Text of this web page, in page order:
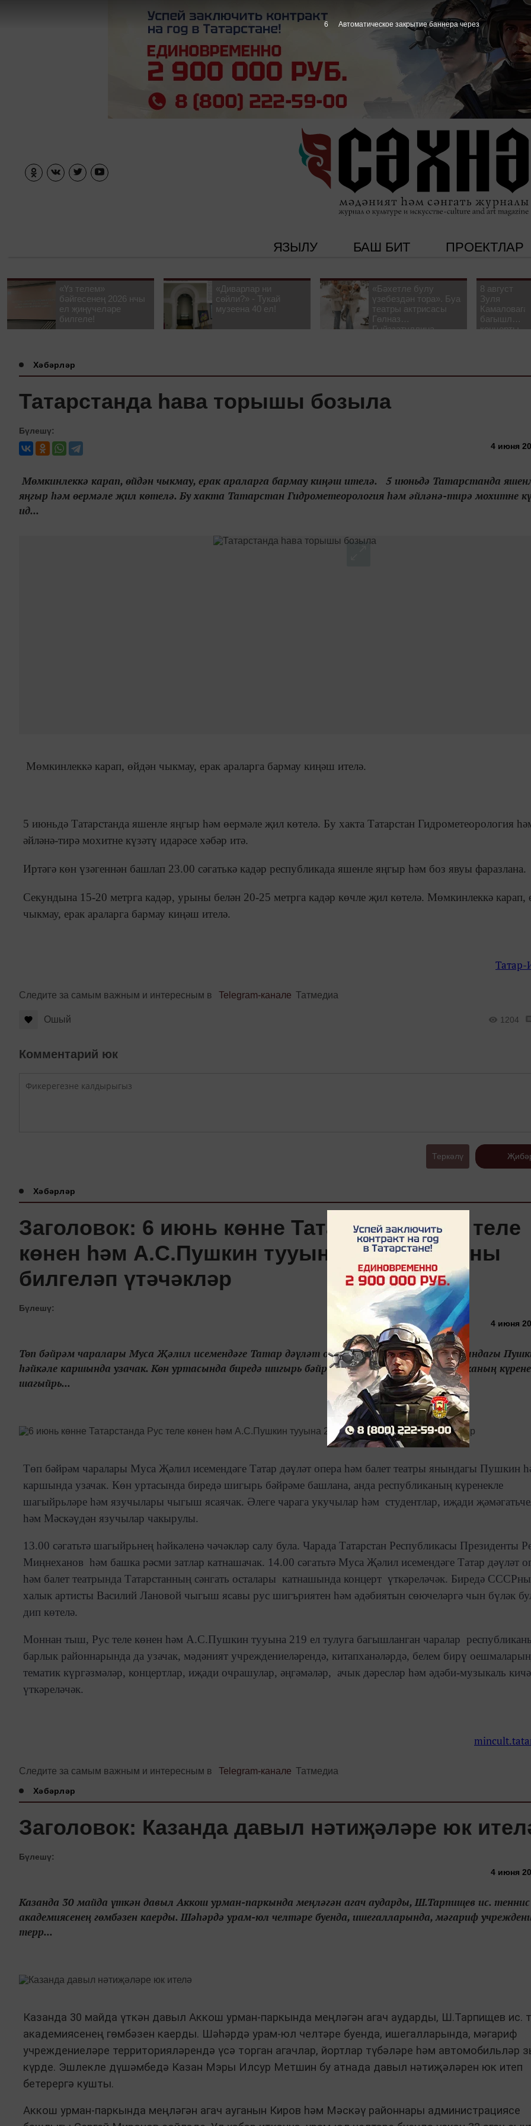
ЯЗЫЛУ БАШ БИТ ПРОЕКТЛАР
«Үз телем»
бәйгесенең 2026 нчы
ел җиңүчеләре
билгеле!
«Диварлар ни
сөйли?» - Тукай
музеена 40 ел!
«Бәхетле булу
үзебездән тора». Буа
театры актрисасы
Гөлназ
Гыйззәтуллина-
8 август
Зуля
Камаловага
багышлау
концерты
Хәбәрләр
Татарстанда һава торышы бозыла
Бүлешү:
4 июня
Мөмкинлеккә карап, өйдән чыкмау, ерак араларга бармау киңәш ителә. 5 июньдә Татарстанда
яңгыр һәм өермәле җил көтелә. Бу хакта Татарстан Гидрометеорология һәм әйләнә-тирә мохитне
ид...
Мөмкинлеккә карап, өйдән чыкмау, ерак араларга бармау киңәш ителә.
5 июньдә Татарстанда яшенле яңгыр һәм өермәле җил көтелә. Бу хакта Татарстан Гидрометеорология
әйләнә-тирә мохитне күзәтү идарәсе хәбәр итә.
Иртәгә көн үзәгеннән башлап 23.00 сәгатькә кадәр республикада яшенле яңгыр һәм боз явуы фаразлана.
Секундына 15-20 метрга кадәр, урыны белән 20-25 метрга кадәр көчле җил көтелә. Мөмкинлеккә карап,
чыкмау, ерак араларга бармау киңәш ителә.
Следите за самым важным и интересным в Telegram-канале Татмедиа
Ошый 1204
Комментарий юк
Теркәлү
Хәбәрләр
Заголовок: 6 июнь көнне Татарстанда Рус теле
көнен һәм А.С.Пушкин тууына 219 ел тулуны
билгеләп үтәчәкләр
Бүлешү:
4 июня
Төп бәйрәм чаралары Муса Җәлил исемендәге Татар дәүләт опера һәм балет театры янындагы
һәйкәле каршында узачак. Көн уртасында биредә шигырь бәйрәме башлана, анда республиканың
шагыйрь...
Төп бәйрәм чаралары Муса Җәлил исемендәге Татар дәүләт опера һәм балет театры янындагы Пушкин
каршында узачак. Көн уртасында биредә шигырь бәйрәме башлана, анда республиканың күренекле
шагыйрьләре һәм язучылары чыгыш ясаячак. Әлеге чарага укучылар һәм студентлар, иҗади
һәм Мәскәүдән язучылар чакырулы.
13.00 сәгатьтә шагыйрьнең һәйкәленә чәчәкләр салу була. Чарада Татарстан Республикасы Президенты
Миңнеханов һәм башка рәсми затлар катнашачак. 14.00 сәгатьтә Муса Җәлил исемендәге Татар дәүләт
һәм балет театрында Татарстанның сәнгать осталары катнашында концерт үткәреләчәк. Биредә
халык артисты Василий Лановой чыгыш ясавы рус шигъриятен һәм әдәбиятын сөючеләргә чын бүләк
дип көтелә.
Моннан тыш, Рус теле көнен һәм А.С.Пушкин тууына 219 ел тулуга багышланган чаралар
барлык районнарында да узачак, мәдәният учреждениеләрендә, китапханәләрдә, белем бирү
тематик күргәзмәләр, концертлар, иҗади очрашулар, әңгәмәләр, ачык дәресләр һәм әдәби-музыкаль
үткәреләчәк.
Следите за самым важным и интересным в Telegram-канале Татмедиа
Хәбәрләр
Заголовок: Казанда давыл нәтиҗәләре юк
Бүлешү:
4 июня
Казанда 30 майда үткән давыл Аккош урман-паркында меңләгән агач аударды, Ш.Тарпищев ис. теннис
академиясенең гөмбәзен каерды. Шәһәрдә урам-юл челтәре буенда, ишегалларында, мәгариф
терр...
Казанда 30 майда үткән давыл Аккош урман-паркында меңләгән агач аударды, Ш.Тарпищев ис.
академиясенең гөмбәзен каерды. Шәһәрдә урам-юл челтәре буенда, ишегалларында, мәгариф
учреждениеләре территорияләрендә үсә торган агачлар, йортлар түбәләре һәм автомобильләр
күрде. Эшлекле дүшәмбедә Казан Мэры Илсур Метшин бу атнада давыл нәтиҗәләрен юк итеп
бетерергә кушты.
Аккош урман-паркында меңләгән агач ауганын Киров һәм Мәскәү районнары администрациясе
5 Автоматическое закрытие баннера через